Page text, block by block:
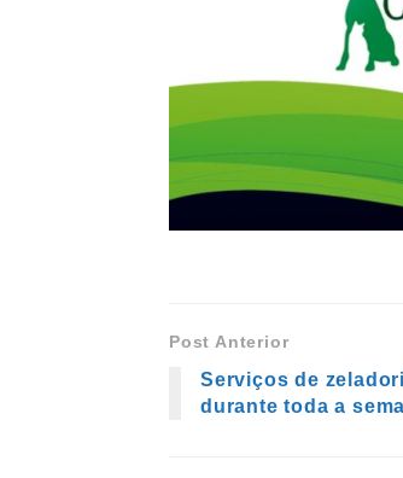
Post Anterior
Serviços de
durante toda a